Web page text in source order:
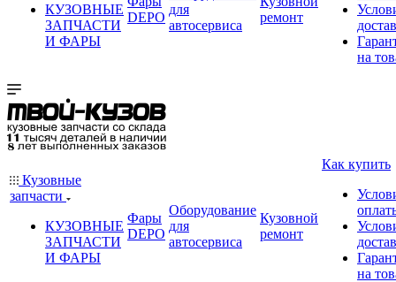
КУЗОВНЫЕ
ЗАПЧАСТИ
И ФАРЫ
DEPO
для
автосервиса
ремонт
на
Кузовные
запчасти
КУЗОВНЫЕ
ЗАПЧАСТИ
И ФАРЫ
Фары
DEPO
Оборудование
для
автосервиса
Кузовной
ремонт
Как купить
на